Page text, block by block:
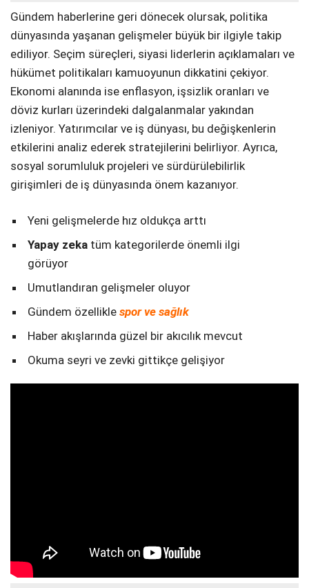
Gündem haberlerine geri dönecek olursak, politika
dünyasında yaşanan gelişmeler büyük bir ilgiyle takip
ediliyor. Seçim süreçleri, siyasi liderlerin açıklamaları ve
hükümet politikaları kamuoyunun dikkatini çekiyor.
Ekonomi alanında ise enflasyon, işsizlik oranları ve
döviz kurları üzerindeki dalgalanmalar yakından
izleniyor. Yatırımcılar ve iş dünyası, bu değişkenlerin
etkilerini analiz ederek stratejilerini belirliyor. Ayrıca,
sosyal sorumluluk projeleri ve sürdürülebilirlik
girişimleri de iş dünyasında önem kazanıyor.
Yeni gelişmelerde hız oldukça arttı
Yapay zeka tüm kategorilerde önemli ilgi
görüyor
Umutlandıran gelişmeler oluyor
Gündem özellikle spor ve sağlık
Haber akışlarında güzel bir akıcılık mevcut
Okuma seyri ve zevki gittikçe gelişiyor